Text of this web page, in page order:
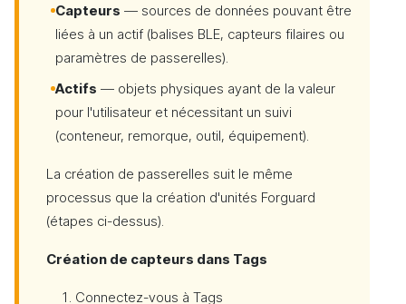
Capteurs — sources de données pouvant être
liées à un actif (balises BLE, capteurs filaires ou
paramètres de passerelles).
Actifs — objets physiques ayant de la valeur
pour l'utilisateur et nécessitant un suivi
(conteneur, remorque, outil, équipement).
La création de passerelles suit le même
processus que la création d'unités Forguard
(étapes ci-dessus).
Création de capteurs dans Tags
Connectez-vous à Tags